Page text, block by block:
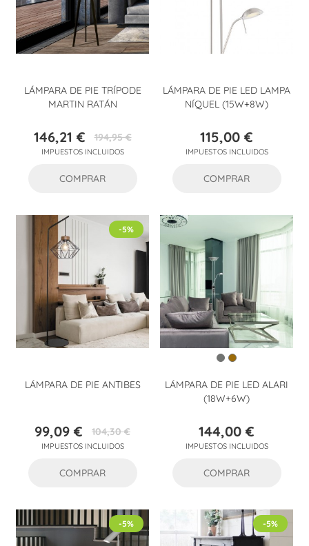
LÁMPARA DE PIE TRÍPODE
MARTIN RATÁN
Precio
146,21 €Precio
base
194,95 €
IMPUESTOS INCLUIDOS
COMPRAR
LÁMPARA DE PIE LED LAMPA
NÍQUEL (15W+8W)
Precio
115,00 €
IMPUESTOS INCLUIDOS
COMPRAR
LÁMPARA DE PIE ANTIBES
Precio
99,09 €Precio
base
104,30 €
IMPUESTOS INCLUIDOS
-5%
COMPRAR
LÁMPARA DE PIE LED ALARI
(18W+6W)
Precio
144,00 €
IMPUESTOS INCLUIDOS
COMPRAR
-5% -5%